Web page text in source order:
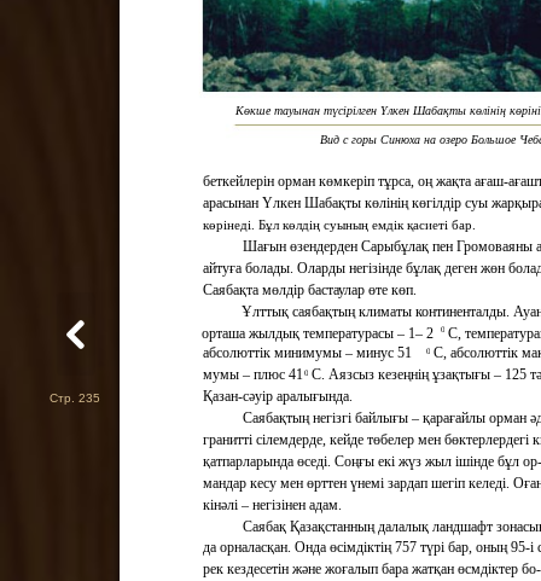
беткейлерін орман көмкеріп тұрса, оң жақта ағаш-
арасынан Үлкен Шабақты көлінің көгілдір суы
көрінеді. Бұл көлдің суының емдік қасиеті бар.
Шағын өзендерден Сарыбұлақ пен Громоваяны
айтуға болады. Оларды негізінде бұлақ деген жөн
Саябақта мөлдір бастаулар өте көп.
Ұлттық саябақтың климаты континенталды.
орташа жылдық температурасы – 1– 2
0 С,
абсолюттік минимумы – минус 51
0 С, абсолюттік
мумы – плюс 410 С. Аязсыз кезеңнің ұзақтығы – 125
Қазан-сәуiр аралығында.
Саябақтың негiзгi байлығы – қарағайлы орман
граниттi сiлемдерде, кейде төбелер мен бөктерлердегi
қатпарларында өседі. Соңғы екі жүз жыл ішінде бұл ор-
мандар кесу мен өрттен үнемі зардап шегіп келеді.
кінәлі – негізінен адам.
Саябақ Қазақстанның далалық ландшафт
да орналасқан. Онда өсімдіктің 757 түрі бар, оның 95-і
рек кездесетін және жоғалып бара жатқан өсмдіктер бо-
Көкше тауынан түсірілген Үлкен Шабақты көлінің
Вид с горы Синюха на озеро Большое
Стр. 235